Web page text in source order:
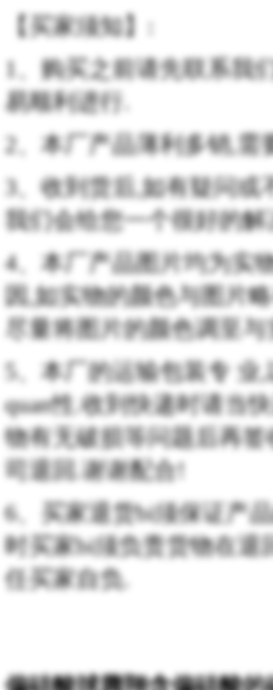
【买家须知】:
1、购买之前请先联系我
易顺利进行.
2、本厂产品薄利多销,
3、收到货后,如有疑问
我们会给您一个很好的
4、本厂产品图片均为实
因,如实物的颜色与图片
尽量将图片的颜色调至
5、本厂的运输包装专
quan性.收到快递时请当
物有无破损等问题后再
司退回.谢谢配合!
6、买家退货bi须保证产
时买家bi须负责货物在退
任买家自负.